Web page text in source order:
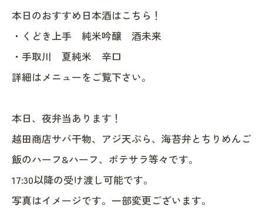
本日のおすすめ日本酒はこちら！
・くどき上手 純米吟醸 酒未来
・手取川 夏純米 辛口
詳細はメニューをご覧下さい。
本日、夜弁当あります！
越田商店サバ干物、アジ天ぷら、海苔弁とちりめんご
飯のハーフ&ハーフ、ポテサラ等々です。
17:30以降の受け渡し可能です。
写真はイメージです。一部変更ございます。